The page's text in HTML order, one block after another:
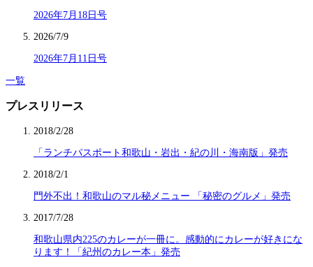
2026年7月18日号
2026/7/9
2026年7月11日号
一覧
プレスリリース
2018/2/28
「ランチパスポート和歌山・岩出・紀の川・海南版」発売
2018/2/1
門外不出！和歌山のマル秘メニュー 「秘密のグルメ」発売
2017/7/28
和歌山県内225のカレーが一冊に。感動的にカレーが好きにな
ります！「紀州のカレー本」発売